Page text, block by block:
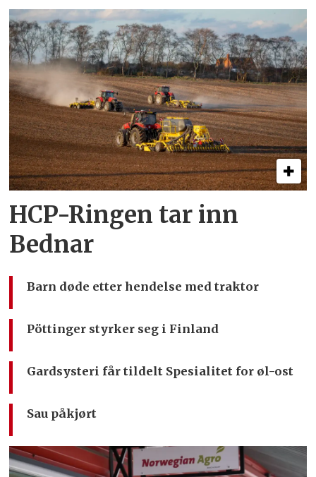
HCP-Ringen tar inn
Bednar
Barn døde etter hendelse med traktor
Pöttinger styrker seg i Finland
Gardsysteri får tildelt Spesialitet for øl-ost
Sau påkjørt